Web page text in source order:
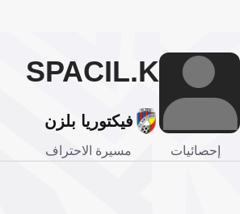
K.
SPACIL
فيكتوريا بلزن
إحصائيات مسيرة الاحتراف